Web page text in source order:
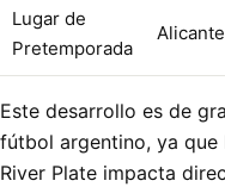
Lugar de
Pretemporada
Este desarrollo es de
fútbol argentino, ya
River Plate impacta